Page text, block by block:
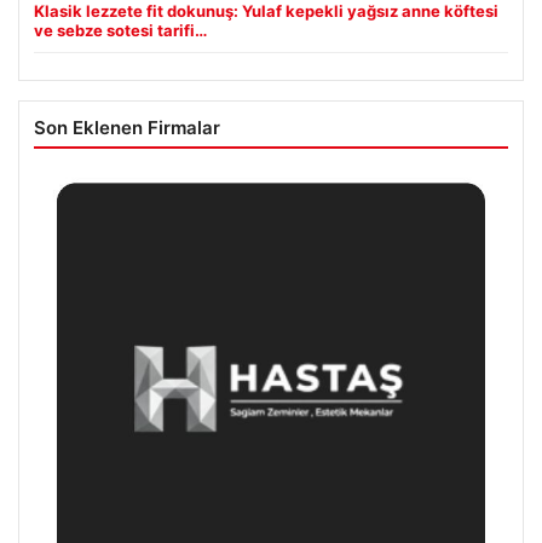
Klasik lezzete fit dokunuş: Yulaf kepekli yağsız anne köftesi
ve sebze sotesi tarifi…
Son Eklenen Firmalar